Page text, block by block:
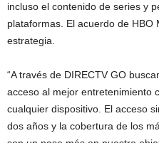
incluso el contenido de series y
plataformas. El acuerdo de HBO
estrategia.
“A través de DIRECTV GO
acceso al mejor entretenimiento
cualquier dispositivo. El acceso
dos años y la cobertura de los